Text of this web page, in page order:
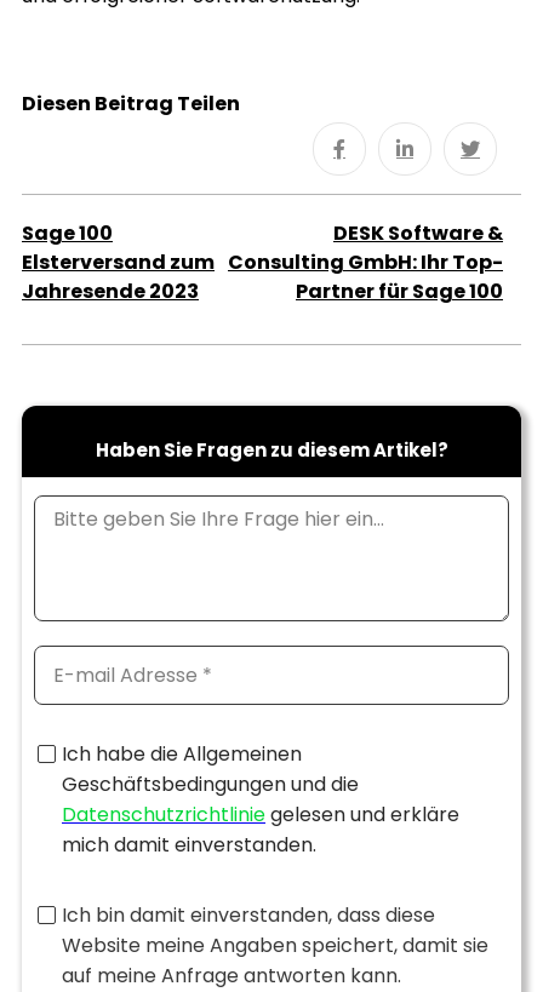
Diesen Beitrag Teilen
Sage 100
Elsterversand zum
Jahresende 2023
DESK Software &
Consulting GmbH: Ihr Top-
Partner für Sage 100
Haben Sie Fragen zu diesem Artikel?
Ich habe die Allgemeinen
Geschäftsbedingungen und die
Datenschutzrichtliniegelesen und erkläre
mich damit einverstanden.
Ich bin damit einverstanden, dass diese
Website meine Angaben speichert, damit sie
auf meine Anfrage antworten kann.